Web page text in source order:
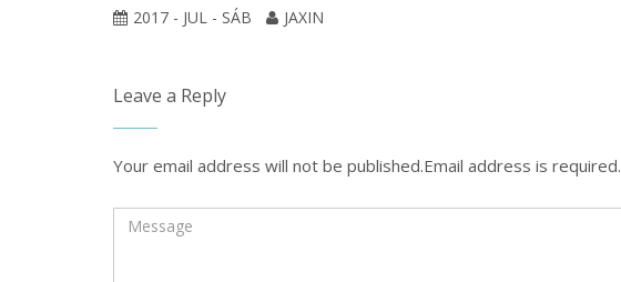
2017 - JUL - SÁB JAXIN
Leave a Reply
Your email address will not be published.Email address is required.